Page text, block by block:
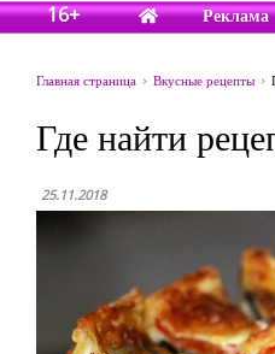
16+ Реклама
Главная страница Вкусные рецепты
Где найти
25.11.2018